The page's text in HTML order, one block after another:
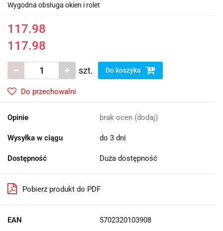
Wygodna obsługa okien i rolet
117.98
117.98
szt. Do koszyka
Do przechowalni
Opinie brak ocen (dodaj)
Wysyłka w ciągu do 3 dni
Dostępność Duża dostępność
Pobierz produkt do PDF
EAN 5702320103908